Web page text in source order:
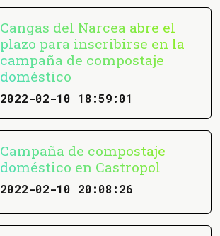
Cangas del Narcea abre el
plazo para inscribirse en la
campaña de compostaje
doméstico
2022-02-10 18:59:01
Campaña de compostaje
doméstico en Castropol
2022-02-10 20:08:26